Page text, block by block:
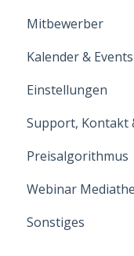
Mitbewerber
Kalender & Events
Einstellungen
Hoteldaten
Benutzer
Intergrationen
Support, Kontakt
Preisalgorithmus
Webinar
Sonstiges